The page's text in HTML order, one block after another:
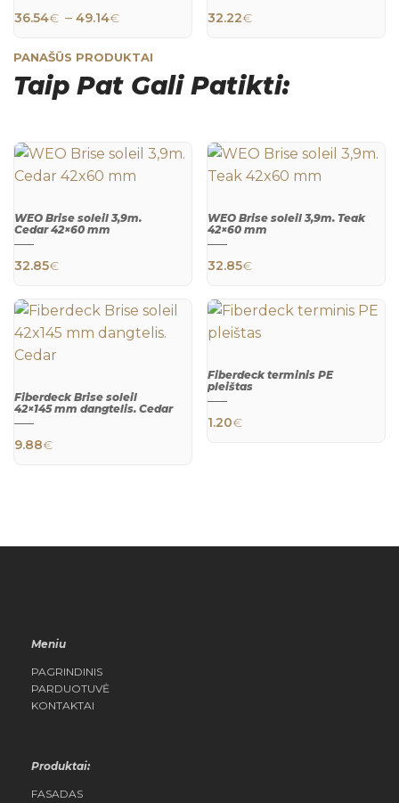
36.54€ – 49.14€ Price range: 36.54€ through 49.14€
32.22€
PANAŠŪS PRODUKTAI
Taip Pat Gali Patikti:
WEO Brise soleil 3,9m.
Cedar 42×60 mm
32.85€
WEO Brise soleil 3,9m. Teak
42×60 mm
32.85€
Fiberdeck Brise soleil
42×145 mm dangtelis. Cedar
9.88€
Fiberdeck terminis PE
pleištas
1.20€
Meniu
PAGRINDINIS
PARDUOTUVĖ
KONTAKTAI
Produktai:
FASADAS